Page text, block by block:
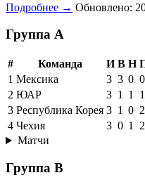
Подробнее → Обновлено:
Группа A
# Команда И В Н
1 Мексика 3 3 0 0
2 ЮАР 3 1 1 1
3 Республика Корея 3 1 0 2
4 Чехия 3 0 1 2
Матчи
Группа B